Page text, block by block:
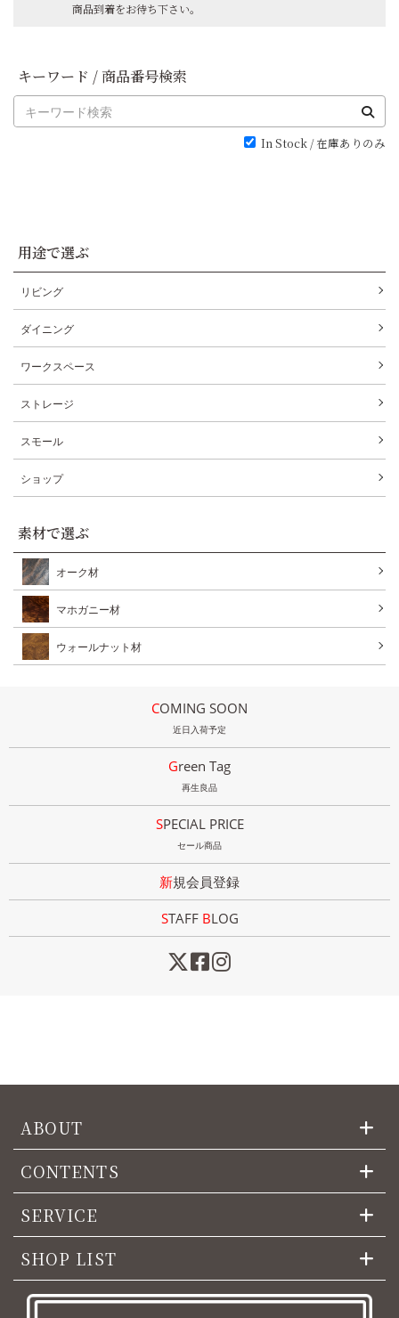
商品到着をお待ち下さい。
キーワード / 商品番号検索
In Stock / 在庫ありのみ
用途で選ぶ
リビング
ダイニング
ワークスペース
ストレージ
スモール
ショップ
素材で選ぶ
オーク材
マホガニー材
ウォールナット材
COMING SOON
近日入荷予定
Green Tag
再生良品
SPECIAL PRICE
セール商品
新規会員登録
STAFF BLOG
ABOUT
CONTENTS
SERVICE
SHOP LIST